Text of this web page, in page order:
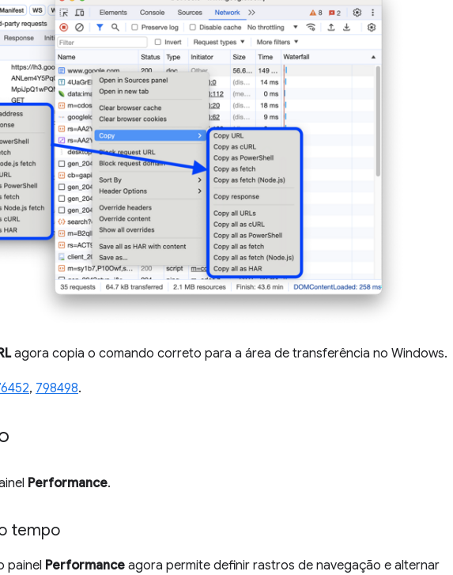
agora copia o comando correto para a área de transferência no Windows.
, 798498.
Performance.
tempo
painel Performance agora permite definir rastros de navegação e alternar